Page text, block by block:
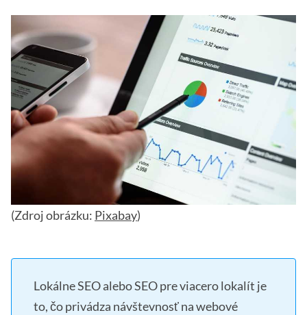
(Zdroj obrázku: Pixabay)
Lokálne SEO alebo SEO pre viacero lokalít je
to, čo privádza návštevnosť na webové